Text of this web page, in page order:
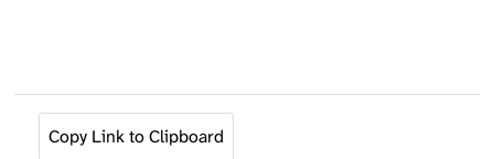
Copy Link to Clipboard